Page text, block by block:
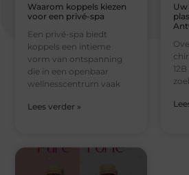
Waarom koppels kiezen
voor een privé-spa
Een privé-spa biedt
koppels een intieme
vorm van ontspanning
die in een openbaar
wellnesscentrum vaak
Lees verder »
Uw